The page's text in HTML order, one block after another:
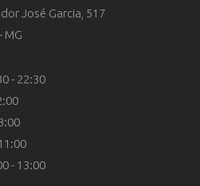
José Garcia, 517
MG
- 22:30
- 13:00